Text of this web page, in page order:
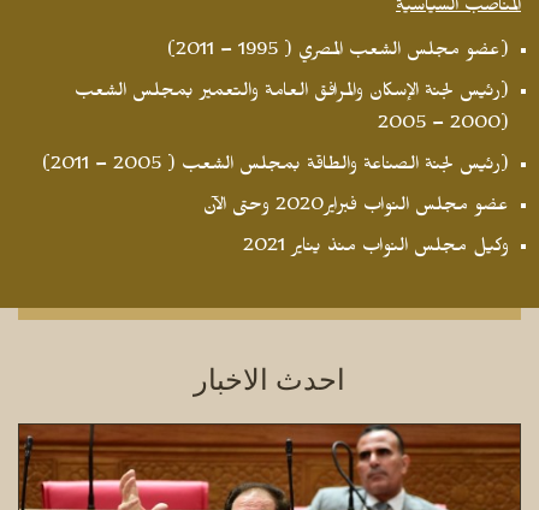
المناصب السياسية
(عضو مجلس الشعب المصري ( 1995 – 2011)
(رئيس لجنة الإسكان والمرافق العامة والتعمير بمجلس الشعب
(2000 – 2005
(رئيس لجنة الصناعة والطاقة بمجلس الشعب ( 2005 – 2011)
عضو مجلس النواب فبراير2020 وحتى الآن
وكيل مجلس النواب منذ يناير 2021
احدث الاخبار